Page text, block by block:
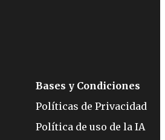
Bases y Condiciones
Políticas de Privacidad
Política de uso de la IA